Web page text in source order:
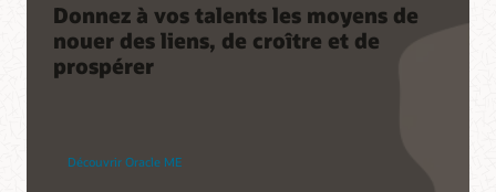
Donnez à vos talents les moyens de
nouer des liens, de croître et de
prospérer
Découvrir Oracle ME